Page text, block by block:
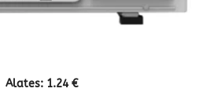
Alates: 1.24 €